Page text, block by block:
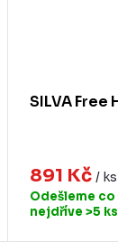
SILVA
891 Kč / ks
Odešleme co
nejdříve >5 ks